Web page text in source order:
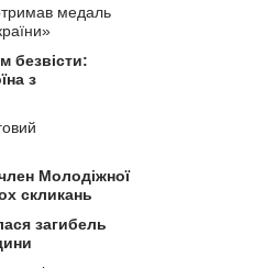
медаль
безвісти:
з
Молодіжної
скликань
загибель